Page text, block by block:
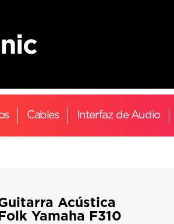
Cables Interfaz de Audio
Acústica
Folk Yamaha F310